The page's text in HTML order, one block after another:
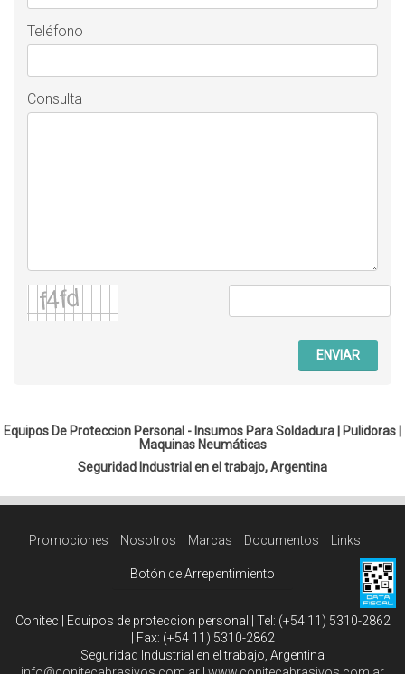
Teléfono
Consulta
ENVIAR
Equipos De Proteccion Personal - Insumos Para Soldadura | Pulidoras
Maquinas Neumáticas
Seguridad Industrial en el trabajo, Argentina
Promociones Nosotros Marcas Documentos Links
Botón de Arrepentimiento
Conitec | Equipos de proteccion personal | Tel: (+54 11) 5310-2862
| Fax: (+54 11) 5310-2862
Seguridad Industrial en el trabajo, Argentina